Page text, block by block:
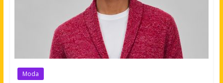
Moda